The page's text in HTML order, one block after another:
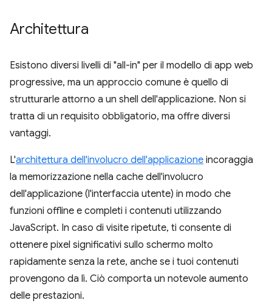
Architettura
Esistono diversi livelli di "all-in" per il modello di app web
progressive, ma un approccio comune è quello di
strutturarle attorno a un shell dell'applicazione. Non si
tratta di un requisito obbligatorio, ma offre diversi
vantaggi.
L'architettura dell'involucro dell'applicazione incoraggia
la memorizzazione nella cache dell'involucro
dell'applicazione (l'interfaccia utente) in modo che
funzioni offline e completi i contenuti utilizzando
JavaScript. In caso di visite ripetute, ti consente di
ottenere pixel significativi sullo schermo molto
rapidamente senza la rete, anche se i tuoi contenuti
provengono da lì. Ciò comporta un notevole aumento
delle prestazioni.